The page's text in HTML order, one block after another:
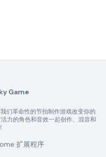
Game
们革命性的节拍制作游戏改变你的
力的角色和音效一起创作、混音和
扩展程序